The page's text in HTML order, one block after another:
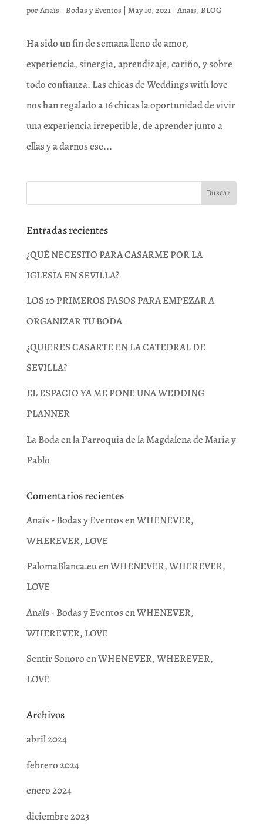
porAnaïs - Bodas y Eventos | May 10, 2021| Anaïs, BLOG
Ha sido un fin de semana lleno de amor,
experiencia, sinergia, aprendizaje, cariño, y sobre
todo confianza. Las chicas de Weddings with love
nos han regalado a 16 chicas la oportunidad de vivir
una experiencia irrepetible, de aprender junto a
ellas y a darnos ese...
Entradas recientes
¿QUÉ NECESITO PARA CASARME POR LA
IGLESIA EN SEVILLA?
LOS 10 PRIMEROS PASOS PARA EMPEZAR A
ORGANIZAR TU BODA
¿QUIERES CASARTE EN LA CATEDRAL DE
SEVILLA?
EL ESPACIO YA ME PONE UNA WEDDING
PLANNER
La Boda en la Parroquia de la Magdalena de María y
Pablo
Comentarios recientes
Anaïs - Bodas y EventosenWHENEVER,
WHEREVER, LOVE
PalomaBlanca.euenWHENEVER, WHEREVER,
LOVE
Anaïs - Bodas y EventosenWHENEVER,
WHEREVER, LOVE
Sentir SonoroenWHENEVER, WHEREVER,
LOVE
Archivos
abril 2024
febrero 2024
enero 2024
diciembre 2023